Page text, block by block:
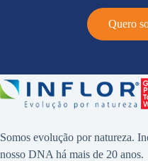
Quero
Somos evolução por natureza.
nosso DNA há mais de 20 anos.